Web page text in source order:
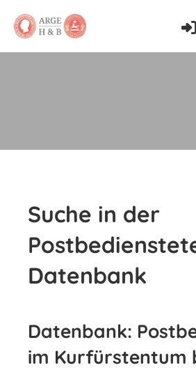
Suche in der
Datenbank
Datenbank:
im Kurfürstentum